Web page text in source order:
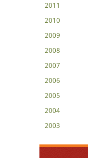
2011
2010
2009
2008
2007
2006
2005
2004
2003